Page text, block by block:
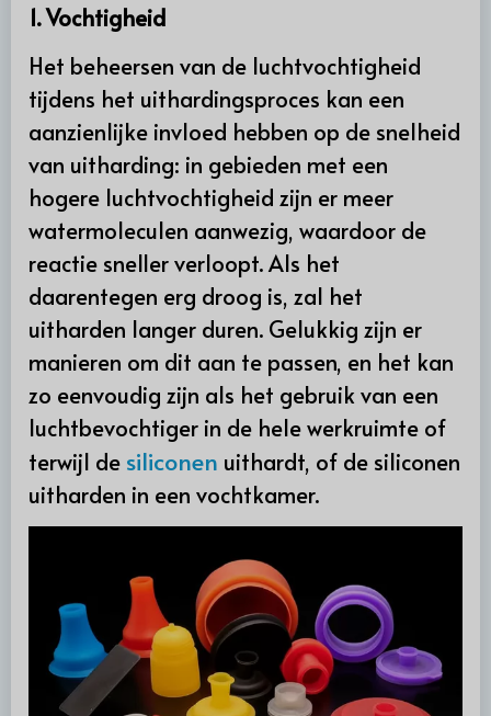
1. Vochtigheid
Het beheersen van de luchtvochtigheid
tijdens het uithardingsproces kan een
aanzienlijke invloed hebben op de snelheid
van uitharding: in gebieden met een
hogere luchtvochtigheid zijn er meer
watermoleculen aanwezig, waardoor de
reactie sneller verloopt. Als het
daarentegen erg droog is, zal het
uitharden langer duren. Gelukkig zijn er
manieren om dit aan te passen, en het kan
zo eenvoudig zijn als het gebruik van een
luchtbevochtiger in de hele werkruimte of
terwijl de siliconen uithardt, of de siliconen
uitharden in een vochtkamer.